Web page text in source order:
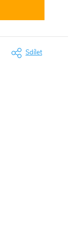
Sdílet